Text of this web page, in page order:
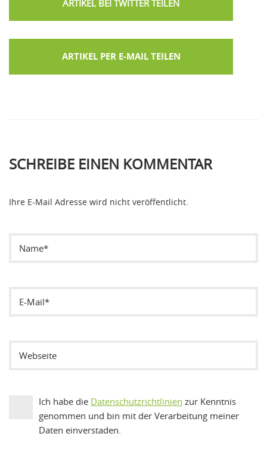
ARTIKEL PER E-MAIL TEILEN
SCHREIBE EINEN KOMMENTAR
Ihre E-Mail Adresse wird nicht veröffentlicht.
Ich habe die Datenschutzrichtlinien zur Kenntnis
genommen und bin mit der Verarbeitung meiner
Daten einverstaden.